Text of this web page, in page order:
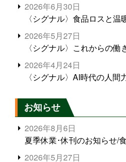
2026年6月30日
〈シグナル〉食品ロスと温
2026年5月27日
〈シグナル〉これからの働
2026年4月24日
〈シグナル〉AI時代の人間
お知らせ
2026年8月6日
夏季休業･休刊のお知らせ/
2026年5月27日